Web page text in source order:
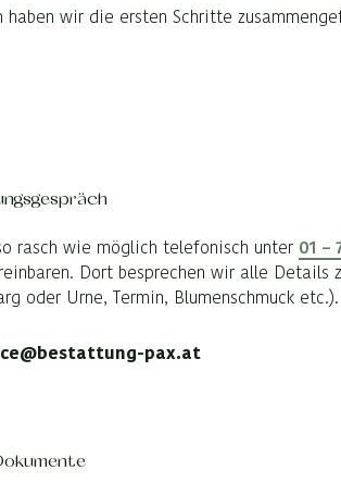
haben wir die ersten Schritte
rasch wie möglich telefonisch unter 01 –
Dort besprechen wir alle Details
oder Urne, Termin, Blumenschmuck etc.).
pax.at